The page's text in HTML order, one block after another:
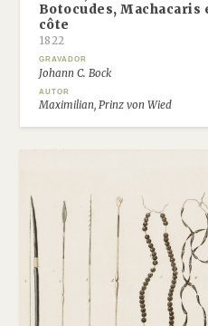
Botocudes, Machacaris
côte
1822
GRAVADOR
Johann C. Bock
AUTOR
Maximilian, Prinz von Wied